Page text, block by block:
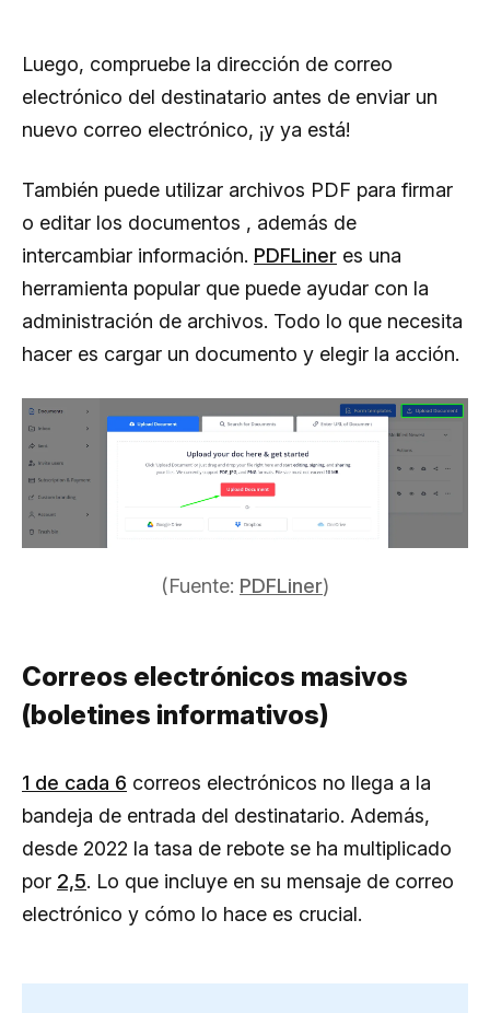
Luego, compruebe la dirección de correo
electrónico del destinatario antes de enviar un
nuevo correo electrónico, ¡y ya está!
También puede utilizar archivos PDF para firmar
o editar los documentos , además de
intercambiar información. PDFLiner es una
herramienta popular que puede ayudar con la
administración de archivos. Todo lo que necesita
hacer es cargar un documento y elegir la acción.
(Fuente: PDFLiner)
Correos electrónicos masivos
(boletines informativos)
1 de cada 6 correos electrónicos no llega a la
bandeja de entrada del destinatario. Además,
desde 2022 la tasa de rebote se ha multiplicado
por 2,5. Lo que incluye en su mensaje de correo
electrónico y cómo lo hace es crucial.